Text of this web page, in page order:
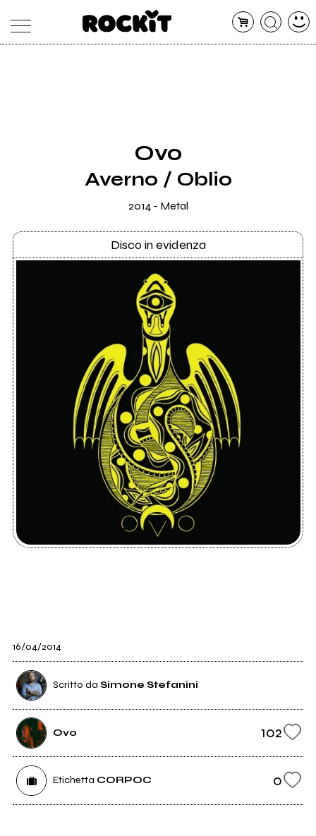
RADIO
Ovo
Averno / Oblio
2014 - Metal
Disco in evidenza
16/04/2014
Scritto da Simone Stefanini
Ovo 102
Etichetta CORPOC 0